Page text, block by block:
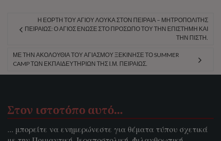
Η ΕΟΡΤΉ ΤΟΥ ΑΓΊΟΥ ΛΟΥΚΆ ΣΤΟΝ ΠΕΙΡΑΙΆ – ΜΗΤΡΟΠΟΛΊΤΗΣ
ΠΕΙΡΑΙΏΣ: Ο ΆΓΙΟΣ ΈΝΩΣΕ ΣΤΟ ΠΡΌΣΩΠΌ ΤΟΥ ΤΗΝ ΕΠΙΣΤΉΜΗ ΚΑΙ
ΤΗΝ ΠΊΣΤΗ.
ΜΕ ΤΗΝ ΑΚΟΛΟΥΘΊΑ ΤΟΥ ΑΓΙΑΣΜΟΎ ΞΕΚΊΝΗΣΕ ΤΟ SUMMER
CAMP ΤΩΝ ΕΚΠΑΙΔΕΥΤΗΡΊΩΝ ΤΗΣ Ι.Μ. ΠΕΙΡΑΙΏΣ.
Στον ιστοτόπο αυτό…
... μπορείτε να ενημερώνεστε για θέματα τύπου σχετικά